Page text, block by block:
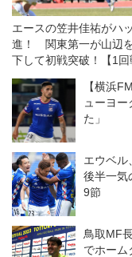
エースの笠井佳祐がハ
進！ 関東第一が山辺
下して初戦突破！【1回
【横浜
ューヨ
た」
エウベ
後半一気
9節
鳥取MF
でホーム